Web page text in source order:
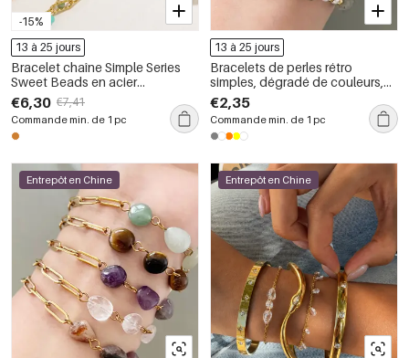
-15%
13 à 25 jours
Bracelet chaîne Simple Series
Sweet Beads en acier
inoxydable étanche couleur or
avec pierres naturelles pour
femme
€6,30 €7,41
Commande min. de 1 pc
13 à 25 jours
Bracelets de perles rétro
simples, dégradé de couleurs,
pierres naturelles, couleur or,
pour femmes
€2,35
Commande min. de 1 pc
Entrepôt en Chine Entrepôt en Chine